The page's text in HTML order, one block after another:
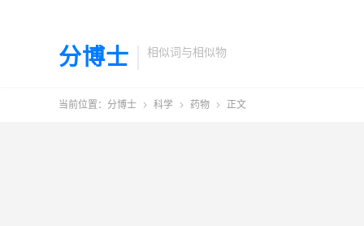
分博士 相似词与相似物
当前位置： 分博士  科学  药物  正文